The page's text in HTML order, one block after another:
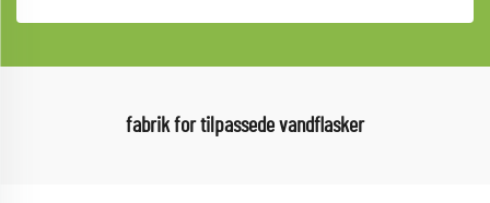
fabrik for tilpassede vandflasker